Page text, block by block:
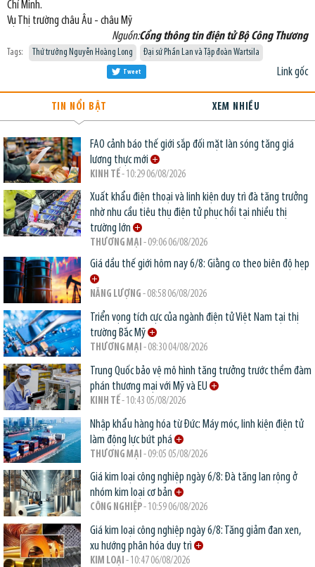
Chí Minh.
Vụ Thị trường châu Âu - châu Mỹ
Nguồn:Cổng thông tin điện tử Bộ Công Thương
Tags: Thứ trưởng Nguyễn Hoàng Long Đại sứ Phần Lan và Tập đoàn Wartsila
Link gốc
Tweet
TIN NỔI BẬT XEM NHIỀU
FAO cảnh báo thế giới sắp đối mặt làn sóng tăng giá
lương thực mới
KINH TẾ- 10:29 06/08/2026
Xuất khẩu điện thoại và linh kiện duy trì đà tăng trưởng
nhờ nhu cầu tiêu thụ điện tử phục hồi tại nhiều thị
trường lớn
THƯƠNG MẠI - 09:06 06/08/2026
Giá dầu thế giới hôm nay 6/8: Giằng co theo biên độ hẹp
NĂNG LƯỢNG - 08:58 06/08/2026
Triển vọng tích cực của ngành điện tử Việt Nam tại thị
trường Bắc Mỹ
THƯƠNG MẠI - 08:30 04/08/2026
Trung Quốc bảo vệ mô hình tăng trưởng trước thềm đàm
phán thương mại với Mỹ và EU
KINH TẾ- 10:43 05/08/2026
Nhập khẩu hàng hóa từ Đức: Máy móc, linh kiện điện tử
làm động lực bứt phá
THƯƠNG MẠI - 09:05 05/08/2026
Giá kim loại công nghiệp ngày 6/8: Đà tăng lan rộng ở
nhóm kim loại cơ bản
CÔNG NGHIỆP- 10:59 06/08/2026
Giá kim loại công nghiệp ngày 6/8: Tăng giảm đan xen,
xu hướng phân hóa duy trì
KIM LOẠI - 10:47 06/08/2026